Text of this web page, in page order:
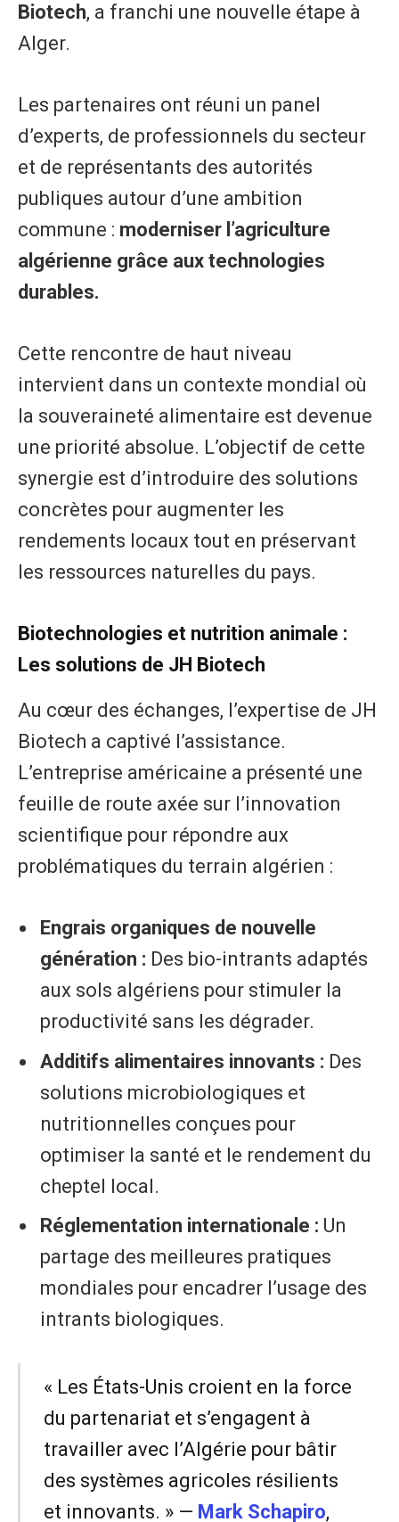
Biotech, a franchi une nouvelle étape à
Alger.
Les partenaires ont réuni un panel
d’experts, de professionnels du secteur
et de représentants des autorités
publiques autour d’une ambition
commune : moderniser l’agriculture
algérienne grâce aux technologies
durables.
Cette rencontre de haut niveau
intervient dans un contexte mondial où
la souveraineté alimentaire est devenue
une priorité absolue. L’objectif de cette
synergie est d’introduire des solutions
concrètes pour augmenter les
rendements locaux tout en préservant
les ressources naturelles du pays.
Biotechnologies et nutrition animale :
Les solutions de JH Biotech
Au cœur des échanges, l’expertise de JH
Biotech a captivé l’assistance.
L’entreprise américaine a présenté une
feuille de route axée sur l’innovation
scientifique pour répondre aux
problématiques du terrain algérien :
Engrais organiques de nouvelle
génération : Des bio-intrants adaptés
aux sols algériens pour stimuler la
productivité sans les dégrader.
Additifs alimentaires innovants : Des
solutions microbiologiques et
nutritionnelles conçues pour
optimiser la santé et le rendement du
cheptel local.
Réglementation internationale : Un
partage des meilleures pratiques
mondiales pour encadrer l’usage des
intrants biologiques.
« Les États-Unis croient en la force
du partenariat et s’engagent à
travailler avec l’Algérie pour bâtir
des systèmes agricoles résilients
et innovants. » — Mark Schapiro,